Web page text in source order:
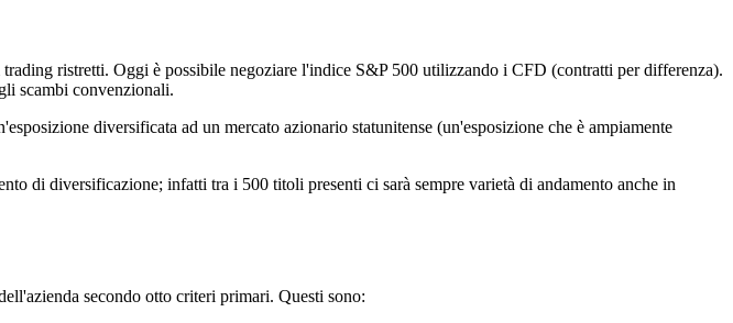
ristretti. Oggi è possibile negoziare l'indice S&P 500 utilizzando i CFD (contratti per differenza).
scambi convenzionali.
diversificata ad un mercato azionario statunitense (un'esposizione che è ampiamente
di diversificazione; infatti tra i 500 titoli presenti ci sarà sempre varietà di andamento anche in
secondo otto criteri primari. Questi sono: